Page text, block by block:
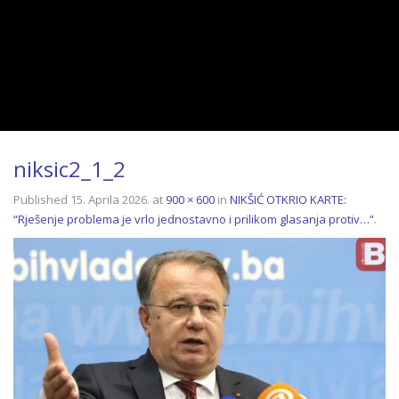
niksic2_1_2
Published 15. Aprila 2026. at 900 × 600 in NIKŠIĆ OTKRIO KARTE:
“Rješenje problema je vrlo jednostavno i prilikom glasanja protiv…”.